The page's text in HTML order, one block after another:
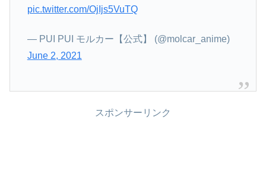
pic.twitter.com/OjIjs5VuTQ
— PUI PUI モルカー【公式】 (@molcar_anime)
June 2, 2021
スポンサーリンク